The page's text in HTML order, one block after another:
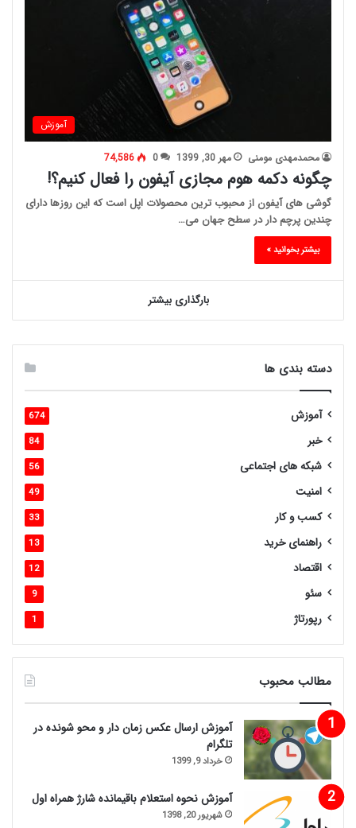
آموزش
محمدمهدی مومنی مهر 30, 1399 0
74,586
چگونه دکمه هوم مجازی آیفون را فعال کنیم؟!
گوشی های آیفون از محبوب ترین محصولات اپل است که این روزها دارای
چندین پرچم دار در سطح جهان می…
بیشتر بخوانید »
بارگذاری بیشتر
دسته بندی ها
آموزش 674
خبر 84
شبکه های اجتماعی 56
امنیت 49
کسب و کار 33
راهنمای خرید 13
اقتصاد 12
سئو 9
رپورتاژ 1
مطالب محبوب
آموزش ارسال عکس زمان دار و محو شونده در
تلگرام
خرداد 9, 1399
آموزش نحوه استعلام باقیمانده شارژ همراه اول
شهریور 20, 1398